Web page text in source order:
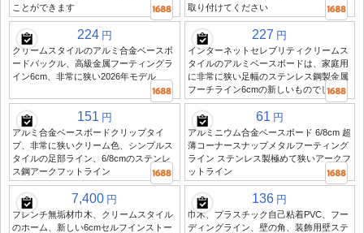
ことができます
取り付けてください
224 円
クリームスタイルのアルミ合金ベースボ
ードバックル、高級金属フーティングラ
イン6cm、非常に狭い2026年モデル
227 円
インターネットセレブリティクリームス
タイルのアルミベースボードは、家庭用
に非常に狭い足幅のステンレス鋼製金属
フーチライン6cmの新しいものでした
151 円
アルミ合金ベースボードクリップタイ
プ、非常に狭いクリーム色、シンプルス
タイルの足部ライン、6/8cmのステンレ
ス鋼アークフットライン
61 円
アルミニウム合金ベースボード 6/8cm 超
薄コーナースナップメタルフーティング
ライン ステンレス製極めて狭いアークフ
ットライン
7,400 円
フレンチ無垢材巾木、クリームスタイル
のホーム、新しい6cmセルフインストー
136 円
巾木、プラスチック自己粘着PVC、フー
ディングライン、壁の角、装飾用壁ステ